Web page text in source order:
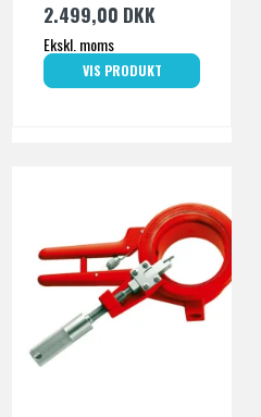
2.499,00 DKK
Ekskl. moms
VIS PRODUKT